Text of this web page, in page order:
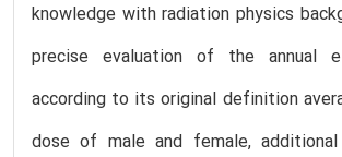
knowledge with radiation physics
precise evaluation of the annual
according to its original definition
dose of male and female,